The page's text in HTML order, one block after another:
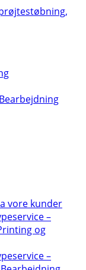
vore kunder
–
og
–